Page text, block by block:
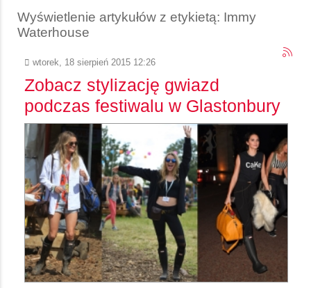
Wyświetlenie artykułów z etykietą: Immy
Waterhouse
wtorek, 18 sierpień 2015 12:26
Zobacz stylizację gwiazd
podczas festiwalu w Glastonbury